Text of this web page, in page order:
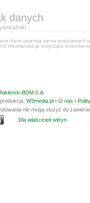
danych
wskaźniki
dane opierają się na popularnych
rekomendacje dotyczące
BDM S.A.
W3media.pl • O nas •
nie mogą służyć do
Dla właścicieli witryn